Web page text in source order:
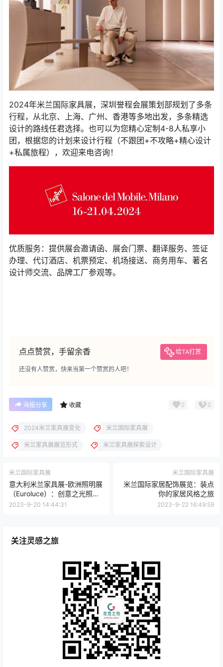
2024年米兰国际家具展，深圳誉程会展策划部规划了多条
行程，从北京、上海、广州、香港等多地出发，多条精选
设计的路线任君选择。也可以为您精心定制4-8人私享小
团，根据您的计划来设计行程（不跟团+不攻略+精心设计
+私属旅程），欢迎来电咨询！
优质服务：提供展会邀请函、展会门票、翻译服务、签证
办理、代订酒店、机票预定、机场接送、商务用车、著名
设计师交流、品牌工厂参观等。
点点赞赏，手留余香 给TA打赏
还没有人赞赏，快来当第一个赞赏的人吧！
海报分享 收藏 0 0
2024米兰家具展变化 米兰国际家具展
米兰家具展展览形式 米兰家具展探索设计
米兰国际家具展
意大利米兰家具展-欧洲照明展
（Euroluce）：创意之光照亮
未来
2023-9-20 14:44:31
米兰国际家具展
米兰国际家居配饰展览：装点
你的家居风格之旅
2023-9-22 16:49:59
关注灵感之旅